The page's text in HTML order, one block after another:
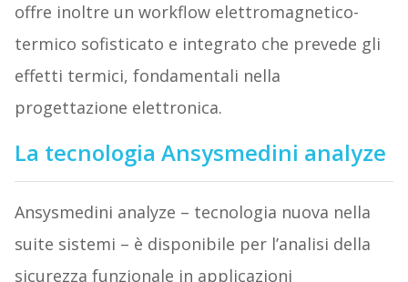
offre inoltre un workflow elettromagnetico-
termico sofisticato e integrato che prevede gli
effetti termici, fondamentali nella
progettazione elettronica.
La tecnologia Ansysmedini analyze
Ansysmedini analyze – tecnologia nuova nella
suite sistemi – è disponibile per l’analisi della
sicurezza funzionale in applicazioni